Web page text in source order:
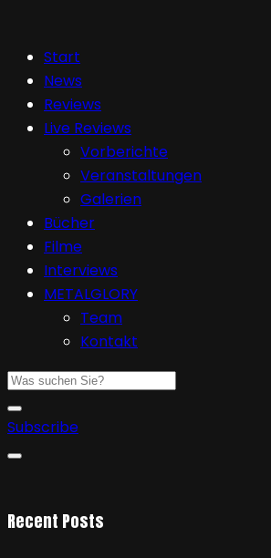
Start
News
Reviews
Live Reviews
Vorberichte
Veranstaltungen
Galerien
Bücher
Filme
Interviews
METALGLORY
Team
Kontakt
Subscribe
Recent Posts